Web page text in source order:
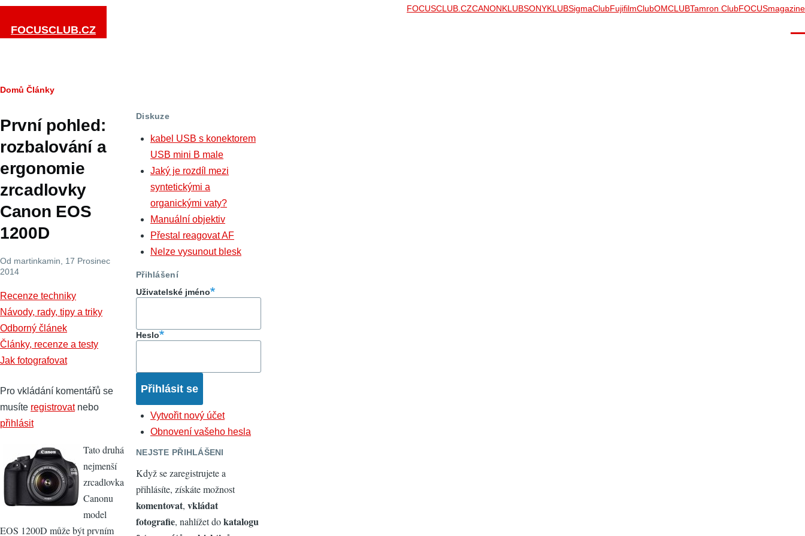
Přejít k hlavnímu obsahu
FOCUSCLUB.CZ
FOCUSCLUB.CZCANONKLUBSONYKLUBSigmaClubFujifilmClubOMCLUBTamron ClubFOCUSmagazine
Drobečková
navigace
Domů Články
První pohled:
rozbalování a
ergonomie
zrcadlovky
Canon EOS
1200D
Od martinkamin , 17 Prosinec
2014
Recenze techniky
Návody, rady, tipy a triky
Odborný článek
Články, recenze a testy
Jak fotografovat
Pro vkládání komentářů se
musíte registrovatnebo
přihlásit
Tato druhá
nejmenší
zrcadlovka
Canonu
model
EOS 1200D může být prvním
Diskuze
kabel USB s konektorem
USB mini B male
Jaký je rozdíl mezi
syntetickými a
organickými vaty?
Manuální objektiv
Přestal reagovat AF
Nelze vysunout blesk
Přihlášení
Uživatelské jméno
Heslo
Vytvořit nový účet
Obnovení vašeho hesla
NEJSTE PŘIHLÁŠENI
Když se zaregistrujete a
přihlásíte, získáte možnost
komentovat, vkládat
fotografie, nahlížet dokatalogu